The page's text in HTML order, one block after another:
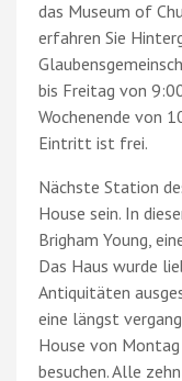
das Museum of
erfahren Sie
bis Freitag von
Wochenende von
Eintritt ist frei.
Nächste Station
House sein. In
Brigham Young,
Das Haus wurde
Antiquitäten
eine längst
House von
besuchen. Alle